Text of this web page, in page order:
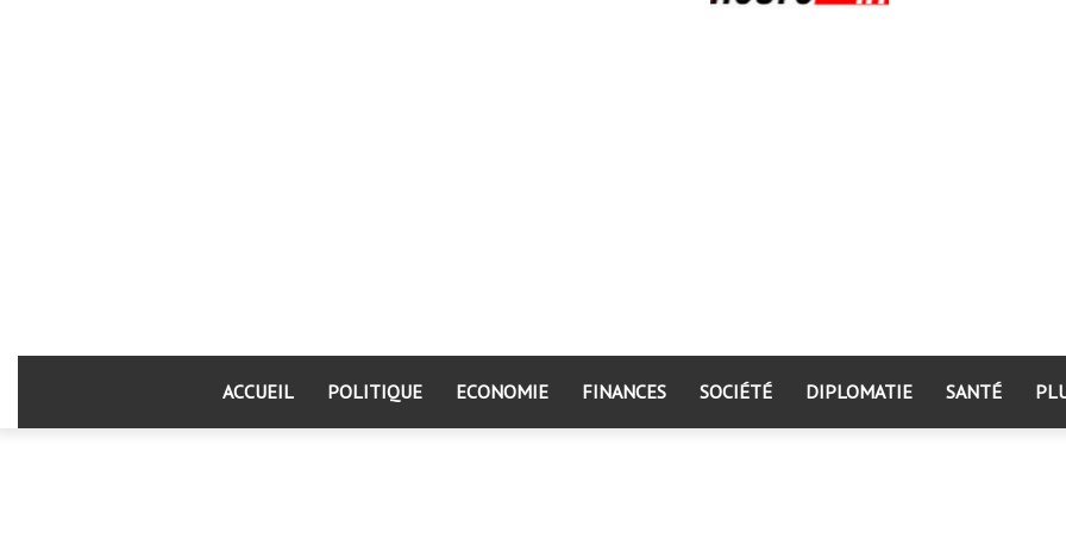
ACCUEIL POLITIQUE ECONOMIE FINANCES SOCIÉTÉ DIPLOMATIE SANTÉ